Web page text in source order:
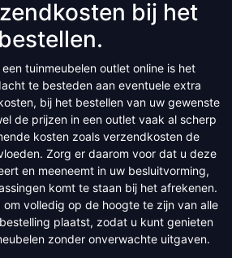
bij het
bestellen.
tuinmeubelen outlet online is het
te besteden aan eventuele extra
bij het bestellen van uw gewenste
de prijzen in een outlet vaak al scherp
kosten zoals verzendkosten de
Zorg er daarom voor dat u deze
en meeneemt in uw besluitvorming,
komt te staan bij het afrekenen.
volledig op de hoogte te zijn van alle
plaatst, zodat u kunt genieten
zonder onverwachte uitgaven.